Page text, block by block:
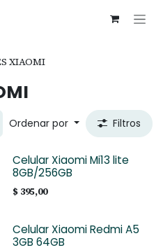
XIAOMI
Ordenar por Filtros
Celular Xiaomi Mi13 lite
8GB/256GB
$ 395,00
Celular Xiaomi Redmi A5
3GB 64GB